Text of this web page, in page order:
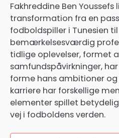
Fakhreddine Ben
transformation fra en
fodboldspiller i Tunesien
bemærkelsesværdig
tidlige oplevelser, formet
samfundspåvirkninger,
forme hans ambitioner og
karriere har forskellige
elementer spillet
vej i fodboldens verden.